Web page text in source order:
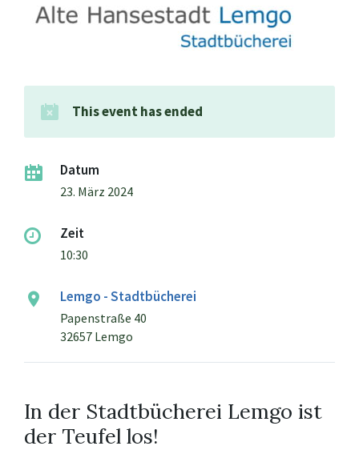
This event has ended
Datum
23. März 2024
Zeit
10:30
Lemgo - Stadtbücherei
Papenstraße 40
32657 Lemgo
In der Stadtbücherei Lemgo ist
der Teufel los!